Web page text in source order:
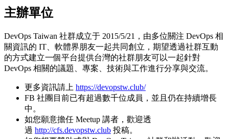
主辦單位
DevOps Taiwan 社群成立于 2015/5/21，由多位關注 DevOps 相
關資訊的 IT、軟體界朋友一起共同創立，期望透過社群互動
的方式建立一個平台提供台灣的社群朋友可以一起針對
DevOps 相關的議題、專案、技術與工作進行分享與交流。
更多資訊請上 https://devopstw.club/
FB 社團目前已有超過數千位成員，並且仍在持續增長
中。
如您願意擔任 Meetup 講者，歡迎透
過 http://cfs.devopstw.club 投稿。